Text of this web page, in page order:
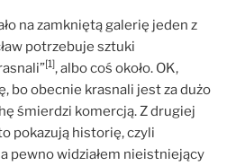
na zamkniętą galerię jeden z
potrzebuje sztuki
[1], albo coś około. OK,
bo obecnie krasnali jest za dużo
śmierdzi komercją. Z drugiej
pokazują historię, czyli
pewno widziałem nieistniejący